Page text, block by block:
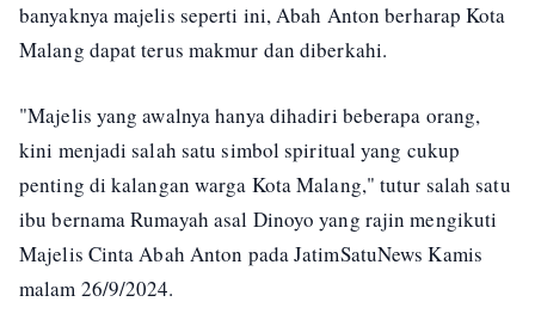
banyaknya majelis seperti ini, Abah Anton berharap Kota
Malang dapat terus makmur dan diberkahi.
"Majelis yang awalnya hanya dihadiri beberapa orang,
kini menjadi salah satu simbol spiritual yang cukup
penting di kalangan warga Kota Malang," tutur salah satu
ibu bernama Rumayah asal Dinoyo yang rajin mengikuti
Majelis Cinta Abah Anton pada JatimSatuNews Kamis
malam 26/9/2024.